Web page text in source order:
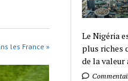
les France »
Le Nigéria
plus riches
de la valeur